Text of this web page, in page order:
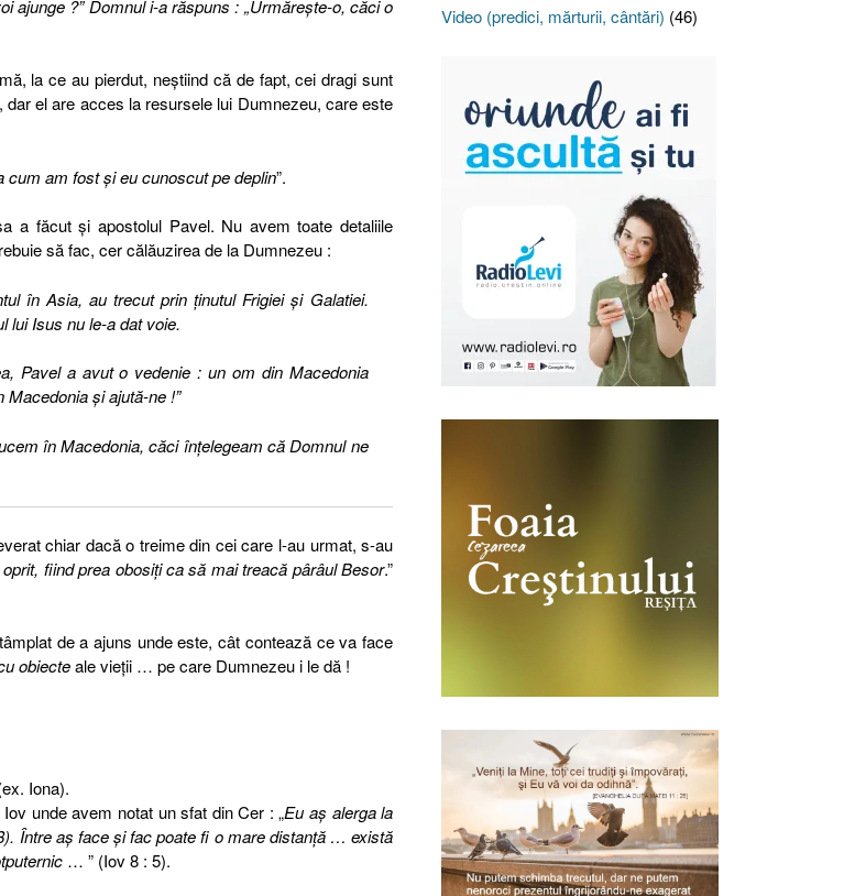
ajunge ?” Domnul i-a răspuns : „Urmăreşte-o, căci o
la ce au pierdut, neştiind că de fapt, cei dragi sunt
el are acces la resursele lui Dumnezeu, care este
am fost şi eu cunoscut pe deplin”.
a făcut şi apostolul Pavel. Nu avem toate detaliile
să fac, cer călăuzirea de la Dumnezeu :
în Asia, au trecut prin ţinutul Frigiei şi Galatiei.
lui Isus nu le-a dat voie.
Pavel a avut o vedenie : un om din Macedonia
şi ajută-ne !”
în Macedonia, căci înţelegeam că Domnul ne
chiar dacă o treime din cei care l-au urmat, s-au
fiind prea obosiţi ca să mai treacă pârâul Besor.”
de a ajuns unde este, cât contează ce va face
obiecteale vieţii … pe care Dumnezeu i le dă !
Iona).
unde avem notat un sfat din Cer : „Eu aş alerga la
Între aş face şi fac poate fi o mare distanţă … există
… ” (Iov 8 : 5).
Video (predici, mărturii, cântări) (46)